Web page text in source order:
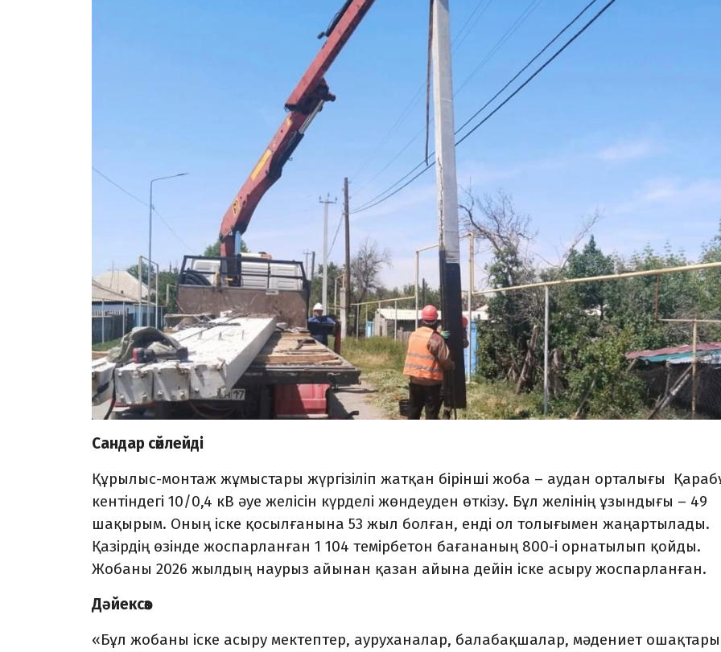
Сандар сөйлейді
Құрылыс-монтаж жұмыстары жүргізіліп жатқан бірінші жоба – аудан орталығы
кентіндегі 10/0,4 кВ әуе желісін күрделі жөндеуден өткізу. Бұл желінің ұзындығы – 49
шақырым. Оның іске қосылғанына 53 жыл болған, енді ол толығымен жаңартылады.
Қазірдің өзінде жоспарланған 1 104 темірбетон бағананың 800-і орнатылып қойды.
Жобаны 2026 жылдың наурыз айынан қазан айына дейін іске асыру жоспарланған.
Дәйексөз
«Бұл жобаны іске асыру мектептер, ауруханалар, балабақшалар, мәдениет